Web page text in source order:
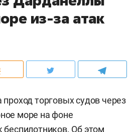
из-за атак
проход торговых судов через
море на фоне
беспилотников. Об этом